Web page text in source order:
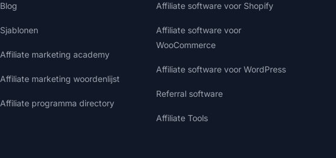
Blog
Sjablonen
Affiliate marketing academy
Affiliate marketing woordenlijst
Affiliate programma directory
Affiliate software voor Shopify
Affiliate software voor
WooCommerce
Affiliate software voor WordPress
Referral software
Affiliate Tools